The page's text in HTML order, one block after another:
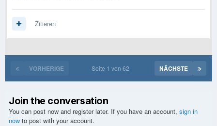
Zitieren
VORHERIGE NÄCHSTE
Seite 1 von 62
Join the conversation
You can post now and register later. If you have an account, sign in
now to post with your account.